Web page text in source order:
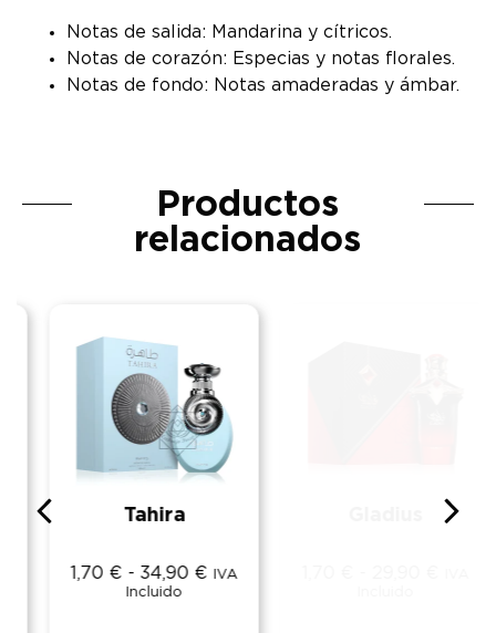
Notas de salida: Mandarina y cítricos.
Notas de corazón: Especias y notas florales.
Notas de fondo: Notas amaderadas y ámbar.
Productos
relacionados
Tahira
1,70€ - 34,90€
IVA
Incluido